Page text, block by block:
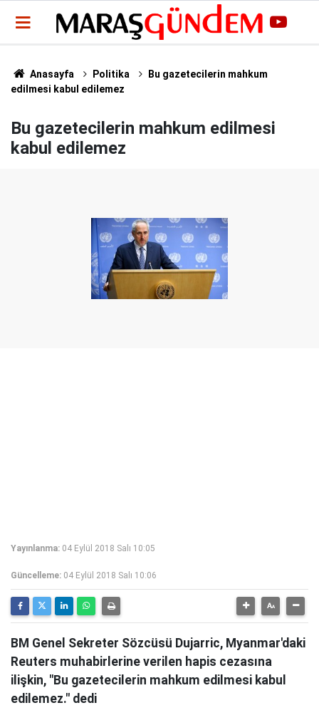
Anasayfa Politika
Bu gazetecilerin mahkum
edilmesi kabul edilemez
Bu gazetecilerin mahkum edilmesi
kabul edilemez
Yayınlanma: 04 Eylül 2018 Salı 10:05
Güncelleme: 04 Eylül 2018 Salı 10:06
BM Genel Sekreter Sözcüsü Dujarric, Myanmar'daki
Reuters muhabirlerine verilen hapis cezasına
ilişkin, "Bu gazetecilerin mahkum edilmesi kabul
edilemez." dedi